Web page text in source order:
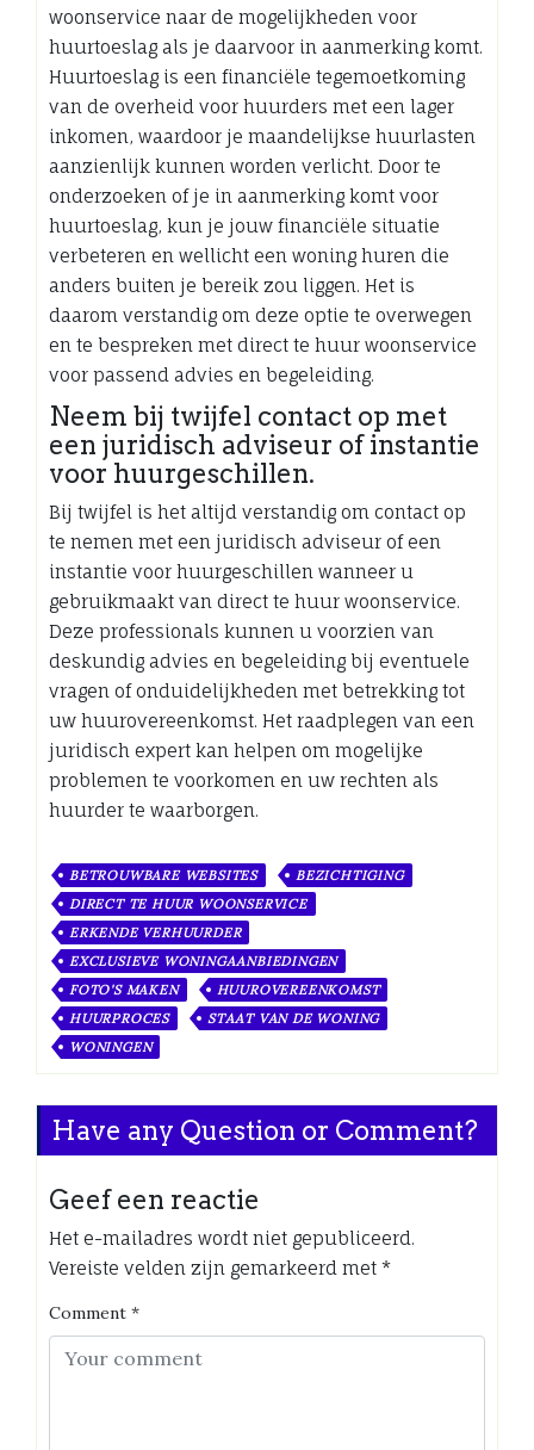
woonservice naar de mogelijkheden voor
huurtoeslag als je daarvoor in aanmerking komt.
Huurtoeslag is een financiële tegemoetkoming
van de overheid voor huurders met een lager
inkomen, waardoor je maandelijkse huurlasten
aanzienlijk kunnen worden verlicht. Door te
onderzoeken of je in aanmerking komt voor
huurtoeslag, kun je jouw financiële situatie
verbeteren en wellicht een woning huren die
anders buiten je bereik zou liggen. Het is
daarom verstandig om deze optie te overwegen
en te bespreken met direct te huur woonservice
voor passend advies en begeleiding.
Neem bij twijfel contact op met
een juridisch adviseur of instantie
voor huurgeschillen.
Bij twijfel is het altijd verstandig om contact op
te nemen met een juridisch adviseur of een
instantie voor huurgeschillen wanneer u
gebruikmaakt van direct te huur woonservice.
Deze professionals kunnen u voorzien van
deskundig advies en begeleiding bij eventuele
vragen of onduidelijkheden met betrekking tot
uw huurovereenkomst. Het raadplegen van een
juridisch expert kan helpen om mogelijke
problemen te voorkomen en uw rechten als
huurder te waarborgen.
BETROUWBARE WEBSITES
BEZICHTIGING
DIRECT TE HUUR WOONSERVICE
ERKENDE VERHUURDER
EXCLUSIEVE WONINGAANBIEDINGEN
FOTO'S MAKEN
HUUROVEREENKOMST
HUURPROCES
STAAT VAN DE WONING
WONINGEN
Have any Question or Comment?
Geef een reactie
Het e-mailadres wordt niet gepubliceerd.
Vereiste velden zijn gemarkeerd met *
Comment *